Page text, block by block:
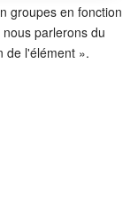
groupes en fonction
parlerons du
de l'élément ».